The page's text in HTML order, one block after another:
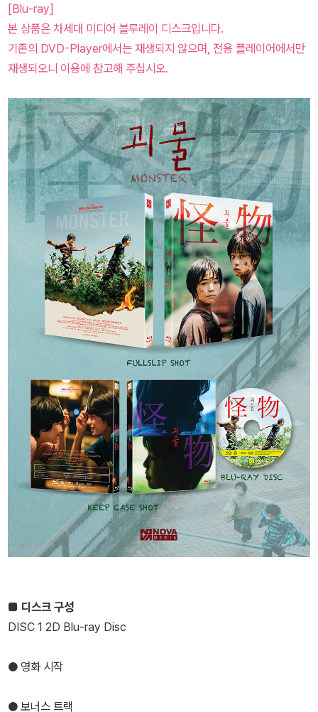
[Blu-ray]
본 상품은 차세대 미디어 블루레이 디스크입니다.
기존의 DVD-Player에서는 재생되지 않으며, 전용 플레이어에서만
재생되오니 이용에 참고해 주십시오.
■ 디스크 구성
DISC 1 2D Blu-ray Disc
● 영화 시작
● 보너스 트랙